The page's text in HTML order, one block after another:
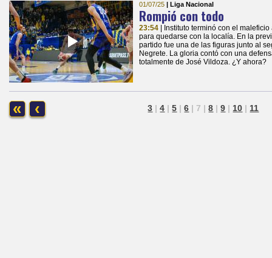
01/07/25 | Liga Nacional
Rompió con todo
23:54
| Instituto terminó con el
para quedarse con la localía. En la
partido fue una de las figuras junto al
Negrete. La gloria contó con una
totalmente de José Vildoza. ¿Y ahora?
« ‹ 3 | 4 | 5 | 6 | 7 | 8 | 9 | 10 | 11